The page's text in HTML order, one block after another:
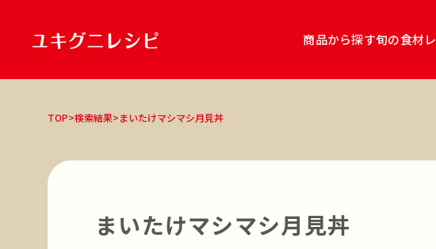
商品から探す旬の食材
商品 雪国まいたけ極
雪国きのこセット
TOP>検索結果>まいたけマシマシ月見丼
まいたけマシマシ月見丼